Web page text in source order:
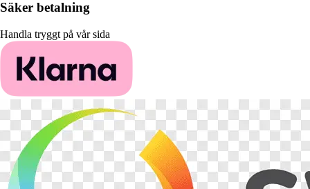
Säker betalning
Handla tryggt på vår sida